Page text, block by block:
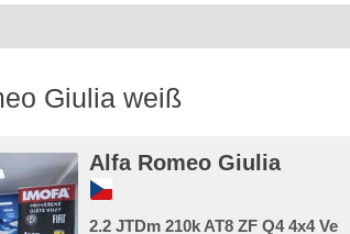
Giulia weiß
Alfa Romeo Giulia
2.2 JTDm 210k AT8 ZF Q4 4x4 Ve